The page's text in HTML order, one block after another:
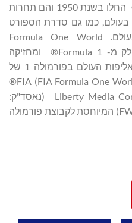
מרוצי פורמולה 1 – Formula 1® החלו בשנת 1950 והם תחרות
בעולם, כמו גם סדרת הספורט
השנתית הפופולרית ביותר בעולם. Formula One World
Championship Limited היא חלק מ- Formula 1® ומחזיקה
בזכויות המסחריות הבלעדיות לאליפות העולם בפורמולה 1 של
FIA (FIA Formula One World Championship™). Formula 1®
היא חברת בת של Liberty Media Corporation (נאסד"ק:
FWONA, FWONK, LLYVA, LLYVK) המיוחסת לקבוצת פורמולה